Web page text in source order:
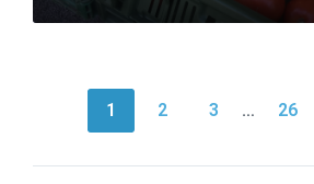
NAVIGATION
ARTICLES
1 2 3 … 26